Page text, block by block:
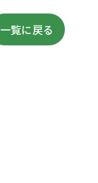
一覧に戻る